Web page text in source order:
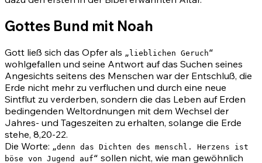
Gottes Bund mit Noah
Gott ließ sich das Opfer als „lieblichen Geruch“
wohlgefallen und seine Antwort auf das Suchen seines
Angesichts seitens des Menschen war der Entschluß, die
Erde nicht mehr zu verfluchen und durch eine neue
Sintflut zu verderben, sondern die das Leben auf Erden
bedingenden Weltordnungen mit dem Wechsel der
Jahres- und Tageszeiten zu erhalten, solange die Erde
stehe, 8,20-22.
Die Worte: „denn das Dichten des menschl. Herzens ist
böse von Jugend auf“ sollen nicht, wie man gewöhnlich